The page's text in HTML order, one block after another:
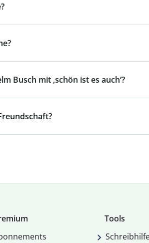
Busch mit ‚schön ist es auch‘?
Tools